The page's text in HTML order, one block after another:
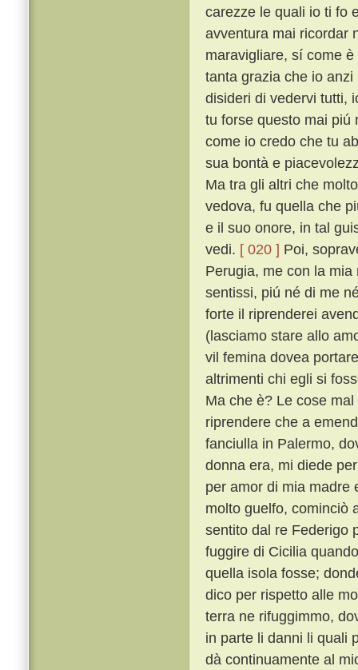
carezze le quali io ti fo
avventura mai ricordar
maravigliare, sí come
tanta grazia che io
disideri di vedervi tutti,
tu forse questo mai
come io credo che tu
sua bontà e
Ma tra gli altri che
vedova, fu quella che
e il suo onore, in tal
vedi. [ 020 ] Poi,
Perugia, me con la
sentissi, piú né di me
forte il riprenderei
(lasciamo stare allo
vil femina dovea
altrimenti chi egli si
Ma che è? Le cose
riprendere che a
fanciulla in Palermo,
donna era, mi diede
per amor di mia madre
molto guelfo, cominciò
sentito dal re Federigo
fuggire di Cicilia
quella isola fosse;
dico per rispetto alle
terra ne rifuggimmo,
in parte li danni li quali
dà continuamente al